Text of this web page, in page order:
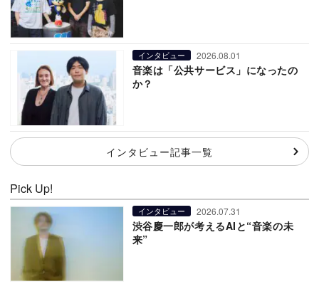
インタビュー 2026.08.01
音楽は「公共サービス」になったの
か？
インタビュー記事一覧
Pick Up!
インタビュー 2026.07.31
渋谷慶一郎が考えるAIと“音楽の未
来”